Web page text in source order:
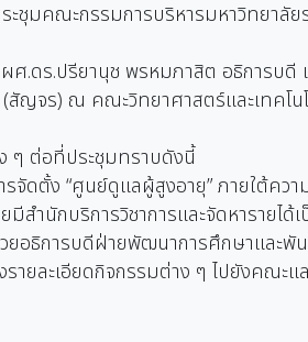
มคณะกรรมการบริหารมหาวิทยาลัย
.ดร.ปรียานุช พรหมภาสิต อธิการบดี
ญจร) ณ คณะวิทยาศาสตร์และเทคโน
ๆ ต่อที่ประชุมทราบดังนี้
รจัดตั้ง “ศูนย์ดูแลผู้สูงอายุ” ภายใต้ค
มีสำนักบริการวิชาการและจัดหาราย
วยอธิการบดีฝ่ายพัฒนาการศึกษาแล
รายละเอียดกิจกรรมต่าง ๆ ไปยังคณ